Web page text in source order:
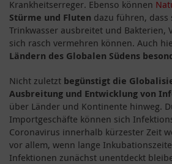
Krankheitserreger. Ebenso können
Stürme und Fluten dazu führen,
Trinkwasser ausbreitet und Bakterien,
sich rasch vermehren können. Auch
Ländern des Globalen Südens
Nicht zuletzt begünstigt die
Ausbreitung und Entwicklung von
über Länder und Kontinente hinweg.
Importgeschäfte können sich
Coronavirus innerhalb kürzester Zeit
vor allem, wenn lange
Infektionen zunächst unentdeckt